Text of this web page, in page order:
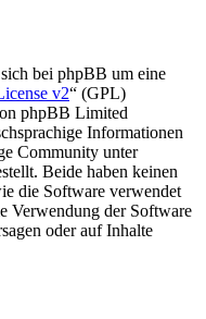
bei phpBB um eine
v2“ (GPL)
phpBB Limited
Informationen
Community unter
Beide haben keinen
die Software verwendet
Verwendung der Software
oder auf Inhalte